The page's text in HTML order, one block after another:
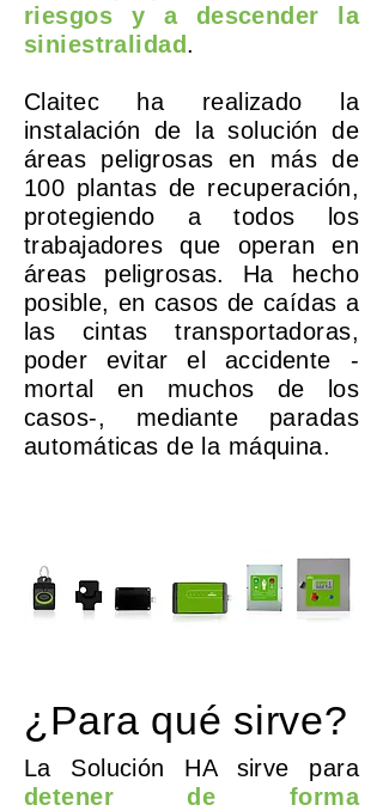
riesgos y a descender la
siniestralidad .
Claitec ha realizado la
instalación de la solución de
áreas peligrosas en más de
100 plantas de recuperación,
protegiendo a todos los
trabajadores que operan en
áreas peligrosas. Ha hecho
posible, en casos de caídas a
las cintas transportadoras,
poder evitar el accidente -
mortal en muchos de los
casos-, mediante paradas
automáticas de la máquina.
¿Para qué sirve?
La Solución HA sirve para
detener de forma